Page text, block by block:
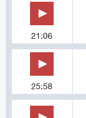
21:06
25:58